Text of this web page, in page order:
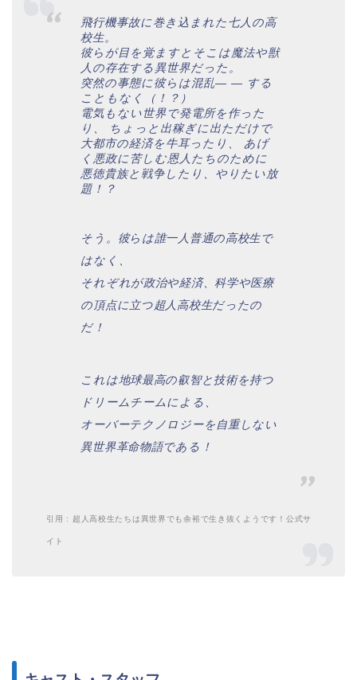
飛行機事故に巻き込まれた七人の高
校生。
彼らが目を覚ますとそこは魔法や獣
人の存在する異世界だった。
突然の事態に彼らは混乱― ― する
こともなく（！？）
電気もない世界で発電所を作った
り、 ちょっと出稼ぎに出ただけで
大都市の経済を牛耳ったり、 あげ
く悪政に苦しむ恩人たちのために
悪徳貴族と戦争したり、やりたい放
題！？
そう。彼らは誰一人普通の高校生で
はなく、
それぞれが政治や経済、科学や医療
の頂点に立つ超人高校生だったの
だ！
これは地球最高の叡智と技術を持つ
ドリームチームによる、
オーバーテクノロジーを自重しない
異世界革命物語である！
引用 : 超人高校生たちは異世界でも余裕で生き抜くようです！公式サ
イト